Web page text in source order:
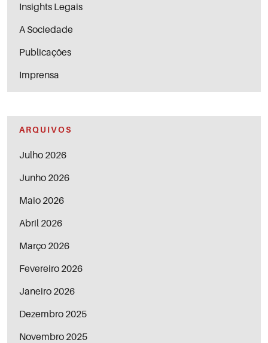
Insights Legais
A Sociedade
Publicações
Imprensa
ARQUIVOS
Julho 2026
Junho 2026
Maio 2026
Abril 2026
Março 2026
Fevereiro 2026
Janeiro 2026
Dezembro 2025
Novembro 2025